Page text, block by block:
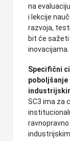
na
i lekcije
razvoja,
bit će sažeti
inovacijama.
Specifični
poboljšanje
SC3 ima za